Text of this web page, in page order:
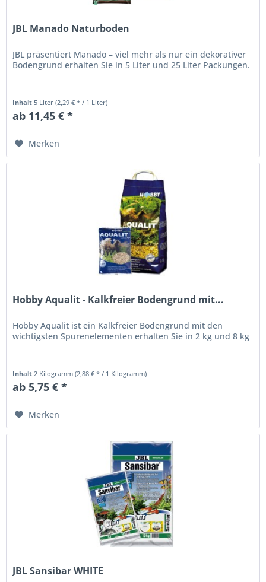
JBL Manado Naturboden
JBL präsentiert Manado – viel mehr als nur ein dekorativer
Bodengrund erhalten Sie in 5 Liter und 25 Liter Packungen.
Inhalt5 Liter(2,29 € * / 1 Liter)
ab 11,45 € *
Merken
Hobby Aqualit - Kalkfreier Bodengrund mit...
Hobby Aqualit ist ein Kalkfreier Bodengrund mit den
wichtigsten Spurenelementen erhalten Sie in 2 kg und 8 kg
Inhalt2 Kilogramm(2,88 € * / 1 Kilogramm)
ab 5,75 € *
Merken
JBL Sansibar WHITE